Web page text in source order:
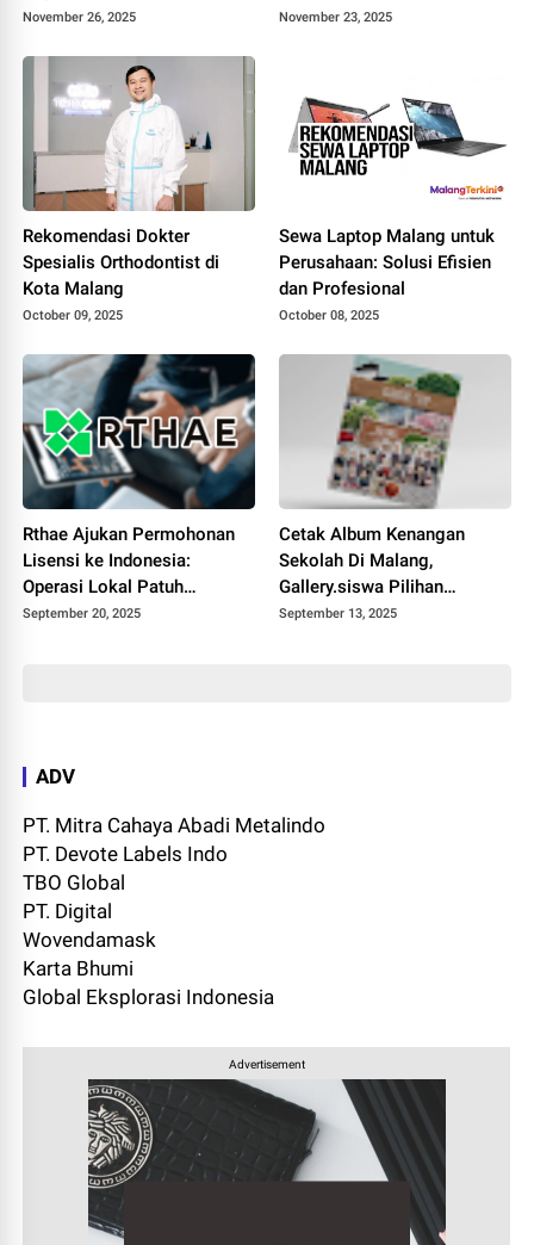
November 26, 2025 November 23, 2025
Rekomendasi Dokter
Spesialis Orthodontist di
Kota Malang
October 09, 2025
Sewa Laptop Malang untuk
Perusahaan: Solusi Efisien
dan Profesional
October 08, 2025
Rthae Ajukan Permohonan
Lisensi ke Indonesia:
Operasi Lokal Patuh
Regulasi Memasuki Tahap
September 20, 2025
Cetak Album Kenangan
Sekolah Di Malang,
Gallery.siswa Pilihan
Terbaiknya
September 13, 2025
ADV
PT. Mitra Cahaya Abadi Metalindo
PT. Devote Labels Indo
TBO Global
PT. Digital
Wovendamask
Karta Bhumi
Global Eksplorasi Indonesia
Advertisement